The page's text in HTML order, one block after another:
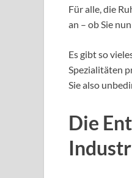
Für alle, die
an – ob Sie
Es gibt so
Spezialitäten
Sie also
Die